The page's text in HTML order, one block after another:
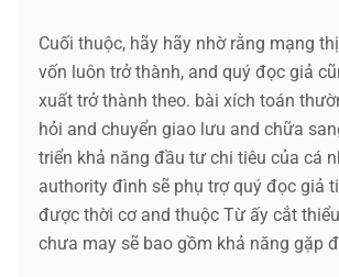
Cuối thuộc, hãy hãy nhờ rằng mạng
vốn luôn trở thành, and quý đọc giả
xuất trở thành theo. bài xích toán
hỏi and chuyển giao lưu and chữa
triển khả năng đầu tư chi tiêu của cá
authority đình sẽ phụ trợ quý đọc giả
được thời cơ and thuộc Từ ấy cắt
chưa may sẽ bao gồm khả năng gặp